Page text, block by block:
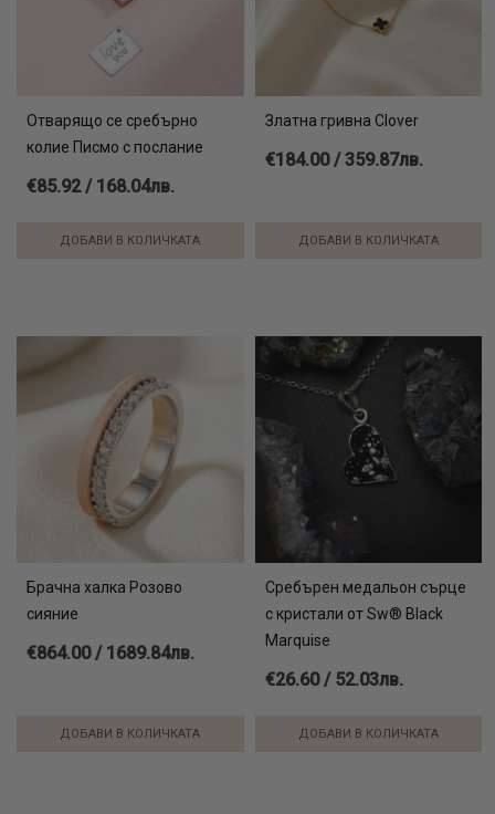
Отварящо се сребърно
колие Писмо с послание
€85.92 / 168.04лв.
ДОБАВИ В КОЛИЧКАТА
Златна гривна Clover
€184.00 / 359.87лв.
ДОБАВИ В КОЛИЧКАТА
Брачна халка Розово
сияние
€864.00 / 1689.84лв.
ДОБАВИ В КОЛИЧКАТА
Сребърен медальон сърце
с кристали от Sw® Black
Marquise
€26.60 / 52.03лв.
ДОБАВИ В КОЛИЧКАТА